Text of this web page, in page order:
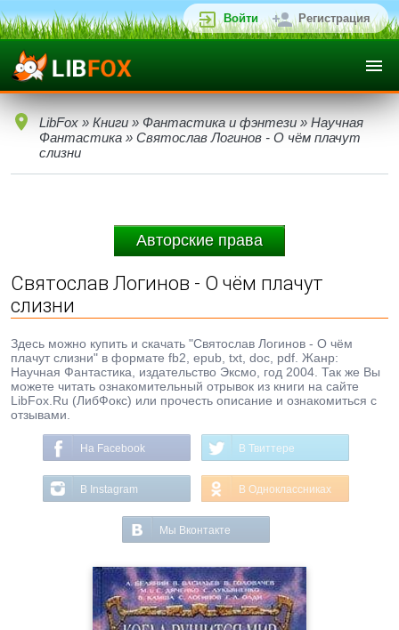
Войти Регистрация
LibFox » Книги » Фантастика и фэнтези » Научная
Фантастика » Святослав Логинов - О чём плачут
слизни
Авторские права
Святослав Логинов - О чём плачут
слизни
Здесь можно купить и скачать "Святослав Логинов - О чём
плачут слизни" в формате fb2, epub, txt, doc, pdf. Жанр:
Научная Фантастика, издательство Эксмо, год 2004. Так же Вы
можете читать ознакомительный отрывок из книги на сайте
LibFox.Ru (ЛибФокс) или прочесть описание и ознакомиться с
отзывами.
На Facebook В Твиттере
В Instagram В Одноклассниках
Мы Вконтакте